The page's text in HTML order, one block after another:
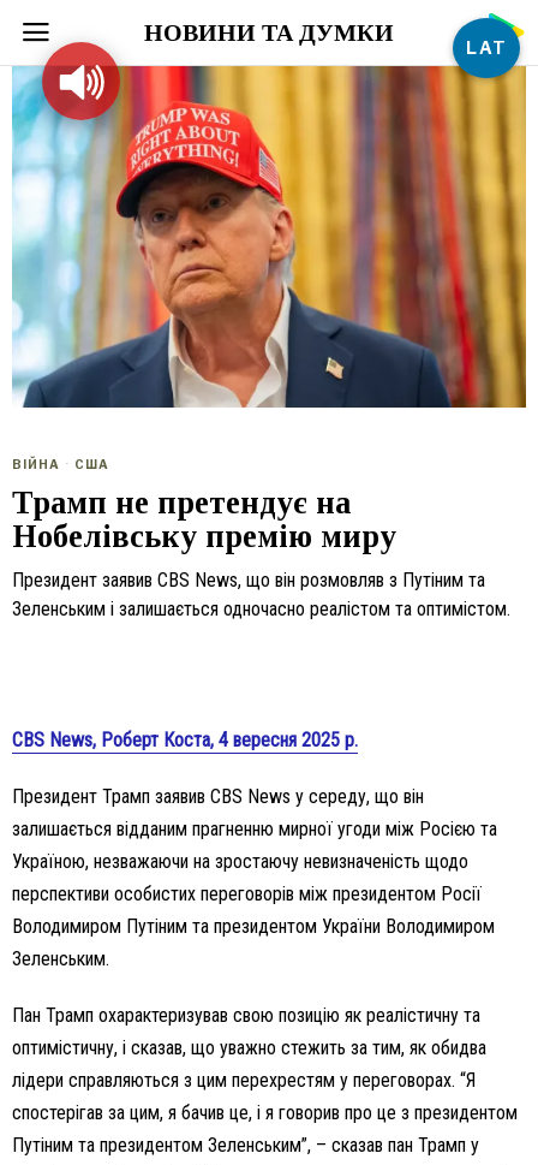
НОВИНИ ТА ДУМКИ
ВІЙНА · США
Трамп не претендує на
Нобелівську премію миру
Президент заявив CBS News, що він розмовляв з Путіним та
Зеленським і залишається одночасно реалістом та оптимістом.
CBS News, Роберт Коста, 4 вересня 2025 р.
Президент Трамп заявив CBS News у середу, що він
залишається відданим прагненню мирної угоди між Росією та
Україною, незважаючи на зростаючу невизначеність щодо
перспективи особистих переговорів між президентом Росії
Володимиром Путіним та президентом України Володимиром
Зеленським.
Пан Трамп охарактеризував свою позицію як реалістичну та
оптимістичну, і сказав, що уважно стежить за тим, як обидва
лідери справляються з цим перехрестям у переговорах. “Я
спостерігав за цим, я бачив це, і я говорив про це з президентом
Путіним та президентом Зеленським”, – сказав пан Трамп у
LAT